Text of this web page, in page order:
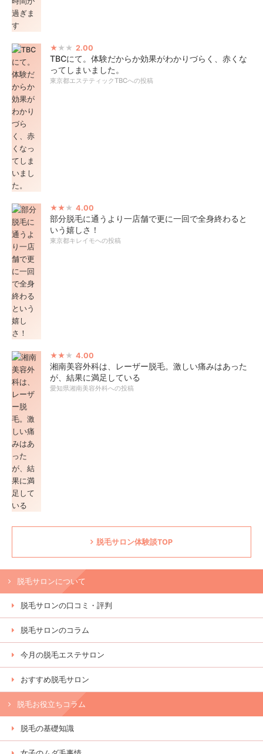
2.00
TBCにて。体験だからか効果がわかりづらく、赤くな
ってしまいました。
東京都エステティックTBCへの投稿
4.00
部分脱毛に通うより一店舗で更に一回で全身終わると
いう嬉しさ！
東京都キレイモへの投稿
4.00
湘南美容外科は、レーザー脱毛。激しい痛みはあった
が、結果に満足している
愛知県湘南美容外科への投稿
脱毛サロン体験談TOP
脱毛サロンについて
脱毛サロンの口コミ・評判
脱毛サロンのコラム
今月の脱毛エステサロン
おすすめ脱毛サロン
脱毛お役立ちコラム
脱毛の基礎知識